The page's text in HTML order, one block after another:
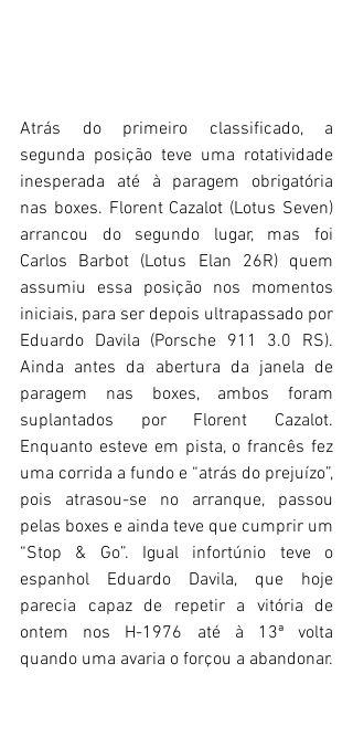
Atrás do primeiro classificado, a
segunda posição teve uma rotatividade
inesperada até à paragem obrigatória
nas boxes. Florent Cazalot (Lotus Seven)
arrancou do segundo lugar, mas foi
Carlos Barbot (Lotus Elan 26R) quem
assumiu essa posição nos momentos
iniciais, para ser depois ultrapassado por
Eduardo Davila (Porsche 911 3.0 RS).
Ainda antes da abertura da janela de
paragem nas boxes, ambos foram
suplantados por Florent Cazalot.
Enquanto esteve em pista, o francês fez
uma corrida a fundo e “atrás do prejuízo”,
pois atrasou-se no arranque, passou
pelas boxes e ainda teve que cumprir um
“Stop & Go”. Igual infortúnio teve o
espanhol Eduardo Davila, que hoje
parecia capaz de repetir a vitória de
ontem nos H-1976 até à 13ª volta
quando uma avaria o forçou a abandonar.